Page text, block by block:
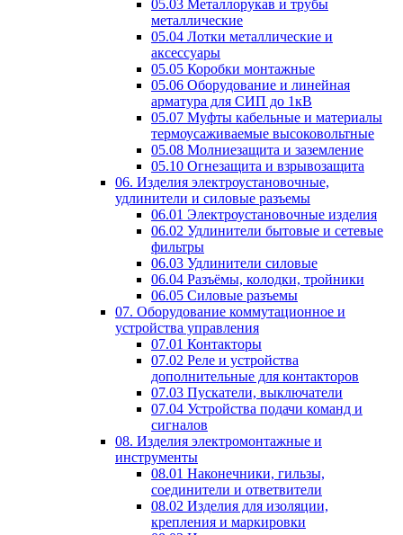
05.03 Металлорукав и трубы
металлические
05.04 Лотки металлические и
аксессуары
05.05 Коробки монтажные
05.06 Оборудование и линейная
арматура для СИП до 1кВ
05.07 Муфты кабельные и материалы
термоусаживаемые высоковольтные
05.08 Молниезащита и заземление
05.10 Огнезащита и взрывозащита
06. Изделия электроустановочные,
удлинители и силовые разъемы
06.01 Электроустановочные изделия
06.02 Удлинители бытовые и сетевые
фильтры
06.03 Удлинители силовые
06.04 Разъёмы, колодки, тройники
06.05 Силовые разъемы
07. Оборудование коммутационное и
устройства управления
07.01 Контакторы
07.02 Реле и устройства
дополнительные для контакторов
07.03 Пускатели, выключатели
07.04 Устройства подачи команд и
сигналов
08. Изделия электромонтажные и
инструменты
08.01 Наконечники, гильзы,
соединители и ответвители
08.02 Изделия для изоляции,
крепления и маркировки